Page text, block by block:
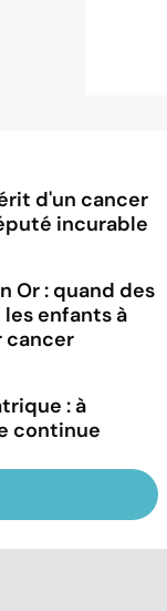
d'un cancer
incurable
Or : quand des
enfants à
cancer
: à
continue